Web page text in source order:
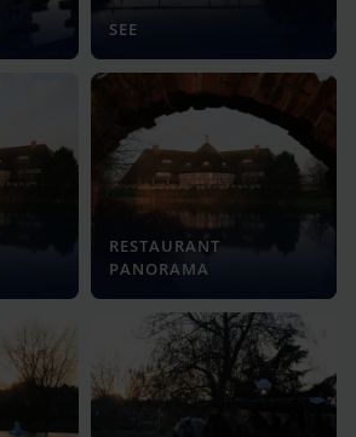
SEE
RESTAURANT
PANORAMA